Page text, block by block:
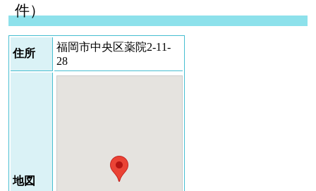
件）
住所
福岡市中央区薬院2-11-
28
地図